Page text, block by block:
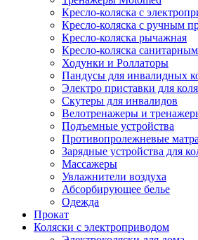
Кресло-коляска с
Кресло-коляска с ручным
Кресло-коляска рычажная
Кресло-коляска
Ходунки и Роллаторы
Пандусы для инвалидных
Электро приставки для
Скутеры для инвалидов
Велотренажеры и
Подъемные устройства
Противопролежневые
Зарядные устройства для
Массажеры
Увлажнители воздуха
Абсорбирующее белье
Одежда
Прокат
Коляски с электроприводом